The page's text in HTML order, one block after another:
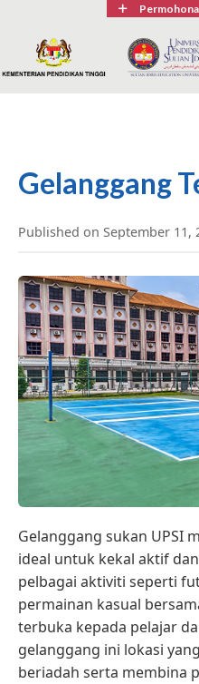
Gelanggang
Published on September 11,
Gelanggang sukan UPSI
ideal untuk kekal aktif
pelbagai aktiviti seperti
permainan kasual
terbuka kepada pelajar
gelanggang ini lokasi
beriadah serta membina